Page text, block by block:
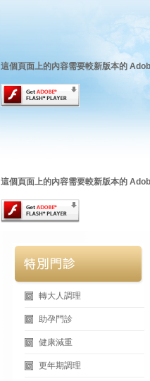
這個頁面上的內容需要較新版本的
這個頁面上的內容需要較新版本的
轉大人調理
助孕門診
健康減重
更年期調理